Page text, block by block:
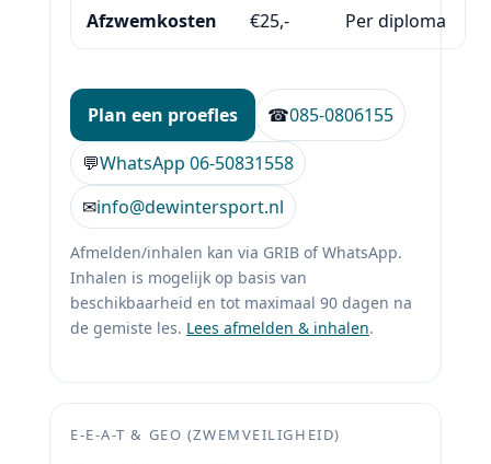
Afzwemkosten €25,- Per diploma
Plan een proefles ☎085-0806155
💬WhatsApp 06-50831558
✉info@dewintersport.nl
Afmelden/inhalen kan via GRIB of WhatsApp.
Inhalen is mogelijk op basis van
beschikbaarheid en tot maximaal 90 dagen na
de gemiste les. Lees afmelden & inhalen.
E-E-A-T & GEO (ZWEMVEILIGHEID)